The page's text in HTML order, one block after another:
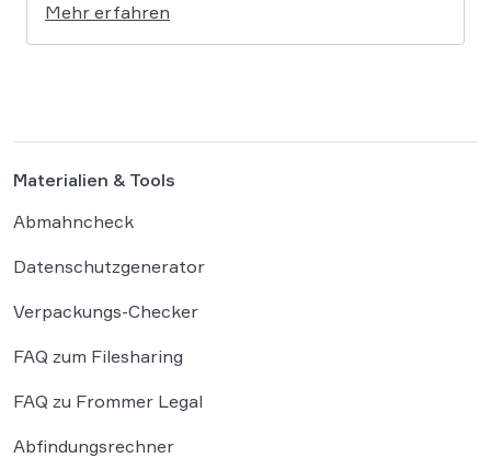
Bundesgerichtshof prüft nun in zwei
Grundsatzverfahren, ob diese Praxis gegen die
Mehr erfahren
Materialien & Tools
Abmahncheck
Datenschutzgenerator
Verpackungs-Checker
FAQ zum Filesharing
FAQ zu Frommer Legal
Abfindungsrechner